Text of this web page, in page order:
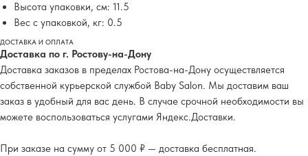
Высота упаковки, см: 11.5
Вес с упаковкой, кг: 0.5
ДОСТАВКА И ОПЛАТА
Доставка по г. Ростову-на-Дону
Доставка заказов в пределах Ростова-на-Дону осуществляется
собственной курьерской службой Baby Salon. Мы доставим ваш
заказ в удобный для вас день. В случае срочной необходимости вы
можете воспользоваться услугами Яндекс.Доставки.
При заказе на сумму от 5 000 ₽ — доставка бесплатная.